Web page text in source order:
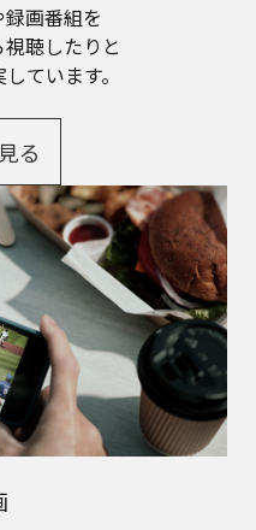
画番組を
聴したりと
ています。
る